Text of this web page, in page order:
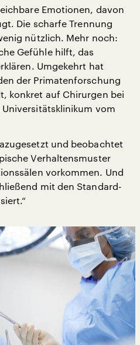
Emotionen, davon
Die scharfe Trennung
nützlich. Mehr noch:
Gefühle hilft, das
Umgekehrt hat
der Primatenforschung
konkret auf Chirurgen bei
vom
und beobachtet
Verhaltensmuster
vorkommen. Und
mit den Standard-